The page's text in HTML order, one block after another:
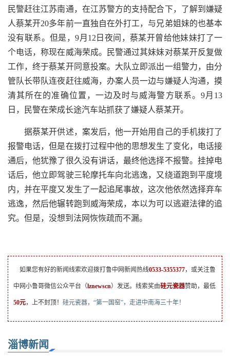
民警赶往江苏南通，在江苏警方的支持配合下，了解到嫌疑
人蔡某开20多年前一直独自在外打工，与兄弟姐妹的也基本
没有联系。但是，9月12日夜间，蔡某开曾给他妹妹打了一
个电话，称现在威海荣成。民警通过其妹妹对蔡某开反复做
工作，终于蔡某开同意投案。大队立即派出一组警力，由分
管队长带队连夜赶往威海，办案人员一边与嫌疑人沟通，摸
清其所在的准确位置，一边及时与威海警方联系。9月13
日，民警在荣成长途汽车站抓获了嫌疑人蔡某开。
据蔡某开供述，案发后，他一开始用自己的手机拨打了
报警电话，但是在拨打过程中他的思想发生了变化，电话接
通后，他犹豫了很久没有讲话，最终他选择不报警。挂掉电
话后，他立即驾驶三轮摩托车向北逃逸，又绕道跑到平度境
内，并在平度又发生了一起追尾事故，这次他依然选择弃车
逃逸，然后他辗转跑到威海荣成，本以为可以逃避法律的追
究。但是，没想到法网恢恢疏而不漏。
如果您有好的新闻线索欢迎拨打鲁中网新闻热线0533-5355377，或关注鲁
中网小鲁哥微信公众平台（lznewscn）发送。线索奖由硅元瓷器赞助，最低
50元，上不封顶！ 硅元瓷器，“第一国窑”，走进中南海三十年！
淄博新闻